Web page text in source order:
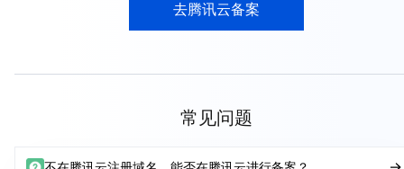
去腾讯云备案
常见问题